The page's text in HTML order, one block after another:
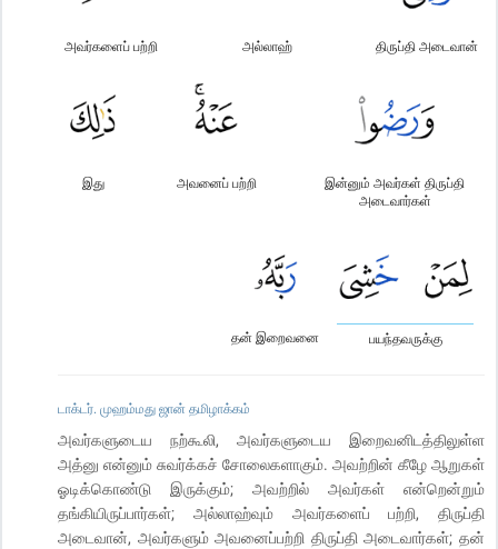
திருப்தி அடைவான்
அல்லாஹ்
அவர்களைப் பற்றி
இன்னும் அவர்கள் திருப்தி
அடைவார்கள்
அவனைப் பற்றி
இது
பயந்தவருக்கு
தன் இறைவனை
டாக்டர். முஹம்மது ஜான் தமிழாக்கம்
அவர்களுடைய நற்கூலி, அவர்களுடைய இறைவனிடத்திலுள்ள
அத்னு என்னும் சுவர்க்கச் சோலைகளாகும். அவற்றின் கீழே ஆறுகள்
ஓடிக்கொண்டு இருக்கும்; அவற்றில் அவர்கள் என்றென்றும்
தங்கியிருப்பார்கள்; அல்லாஹ்வும் அவர்களைப் பற்றி, திருப்தி
அடைவான், அவர்களும் அவனைப்பற்றி திருப்தி அடைவார்கள்; தன்